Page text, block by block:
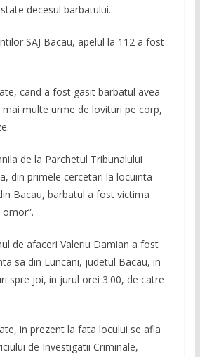
decesul barbatului.
SAJ Bacau, apelul la 112 a fost
cand a fost gasit barbatul avea
multe urme de lovituri pe corp,
de la Parchetul Tribunalului
din primele cercetari la locuinta
Bacau, barbatul a fost victima
de afaceri Valeriu Damian a fost
sa din Luncani, judetul Bacau, in
spre joi, in jurul orei 3.00, de catre
in prezent la fata locului se afla
de Investigatii Criminale,